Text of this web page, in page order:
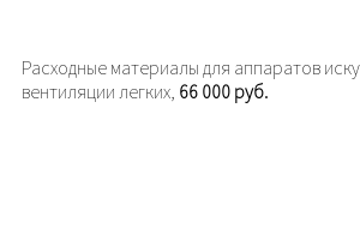
Расходные материалы для аппаратов
вентиляции легких, 66 000 руб.